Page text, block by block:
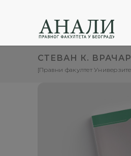
СТЕВАН К. ВРАЧАР
[Правни факултет